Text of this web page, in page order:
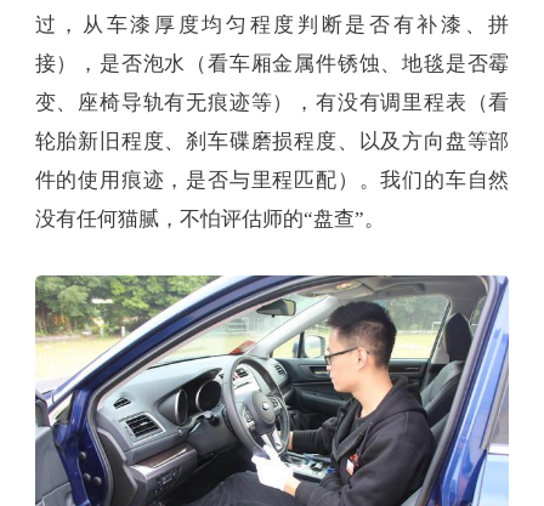
过，从车漆厚度均匀程度判断是否有补漆、拼
接），是否泡水（看车厢金属件锈蚀、地毯是否霉
变、座椅导轨有无痕迹等），有没有调里程表（看
轮胎新旧程度、刹车碟磨损程度、以及方向盘等部
件的使用痕迹，是否与里程匹配）。我们的车自然
没有任何猫腻，不怕评估师的“盘查”。